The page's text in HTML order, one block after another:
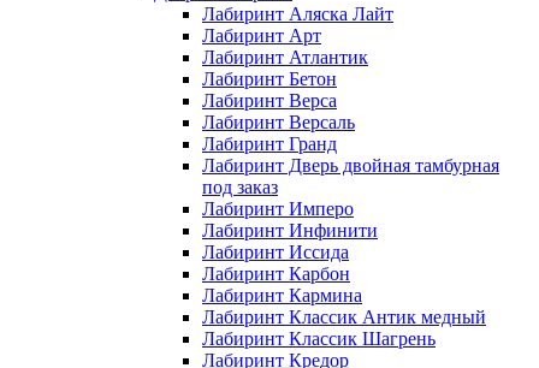
Лабиринт Аляска Лайт
Лабиринт Арт
Лабиринт Атлантик
Лабиринт Бетон
Лабиринт Верса
Лабиринт Версаль
Лабиринт Гранд
Лабиринт Дверь двойная тамбурная
под заказ
Лабиринт Имперо
Лабиринт Инфинити
Лабиринт Иссида
Лабиринт Карбон
Лабиринт Кармина
Лабиринт Классик Антик медный
Лабиринт Классик Шагрень
Лабиринт Кредор